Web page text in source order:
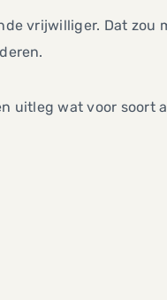
vrijwilliger. Dat zou
uitleg wat voor soort